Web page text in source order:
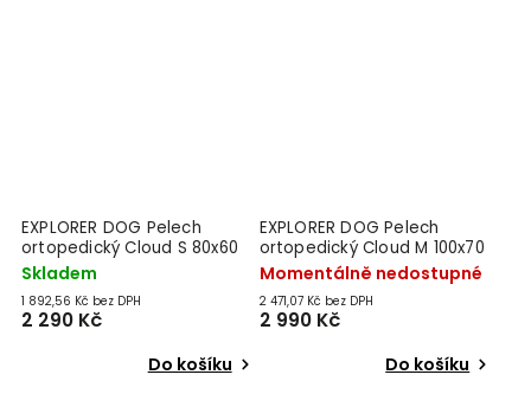
EXPLORER DOG Pelech
ortopedický Cloud S 80x60
Vanilla Beige
Skladem
1 892,56 Kč bez DPH
2 290 Kč
Do košíku
EXPLORER DOG Pelech
ortopedický Cloud M 100x70
Mocha Brown
Momentálně nedostupné
2 471,07 Kč bez DPH
2 990 Kč
Do košíku